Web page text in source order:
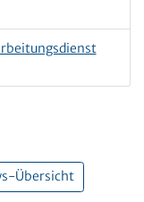
Übersicht